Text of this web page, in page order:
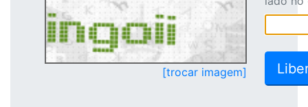
[trocar imagem]